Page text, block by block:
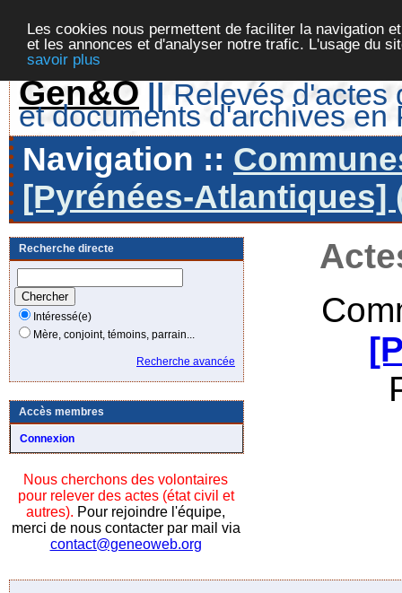
Les cookies nous permettent de faciliter la navigation
et les annonces et d'analyser notre trafic. L'usage du
savoir plus
Gen&O || Relevés d'actes
et documents d'archives en
Navigation ::
[Pyrénées-Atlantiques]
Recherche directe
Intéressé(e)
Mère, conjoint, témoins, parrain...
Recherche avancée
Accès membres
Connexion
Nous cherchons des volontaires
pour relever des actes (état civil et
autres). Pour rejoindre l'équipe,
merci de nous contacter par mail via
contact@geneoweb.org